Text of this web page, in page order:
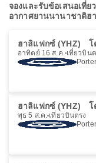
จองและรับข้อเสนอเที่
อากาศยานนานาชาติ
ฮาลิแฟกซ์ (YHZ) โ
อาทิตย์ 16 ส.ค. เที่ยวบิน
ฮาลิแฟกซ์ (YHZ) โ
พุธ 5 ส.ค. เที่ยวบินตรง